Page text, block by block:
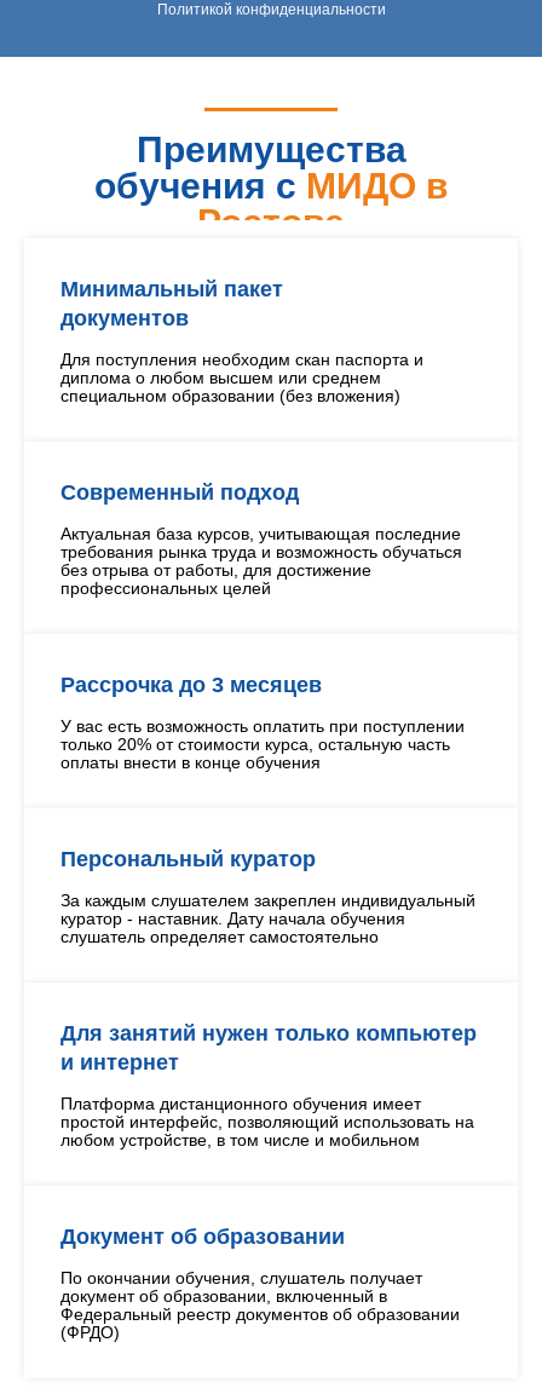
Политикой конфиденциальности
Преимущества
обучения с МИДО в
Ростове
Минимальный пакет
документов
Для поступления необходим скан паспорта и
диплома о любом высшем или среднем
специальном образовании (без вложения)
Современный подход
Актуальная база курсов, учитывающая последние
требования рынка труда и возможность обучаться
без отрыва от работы, для достижение
профессиональных целей
Рассрочка до 3 месяцев
У вас есть возможность оплатить при поступлении
только 20% от стоимости курса, остальную часть
оплаты внести в конце обучения
Персональный куратор
За каждым слушателем закреплен индивидуальный
куратор - наставник. Дату начала обучения
слушатель определяет самостоятельно
Для занятий нужен только компьютер
и интернет
Платформа дистанционного обучения имеет
простой интерфейс, позволяющий использовать на
любом устройстве, в том числе и мобильном
Документ об образовании
По окончании обучения, слушатель получает
документ об образовании, включенный в
Федеральный реестр документов об образовании
(ФРДО)